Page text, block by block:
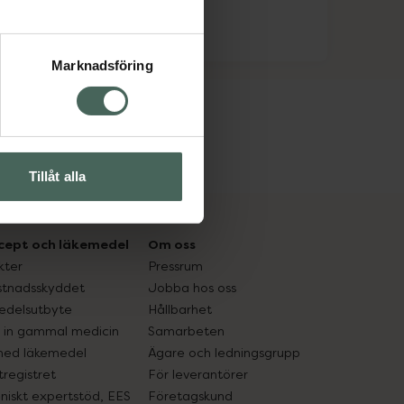
Marknadsföring
Tillåt alla
och läkemedel
in gammal medicin
läkemedel
expertstöd, EES
Om oss
Pressrum
Jobba hos oss
Hållbarhet
Samarbeten
Ägare och ledningsgrupp
För leverantörer
Företagskund